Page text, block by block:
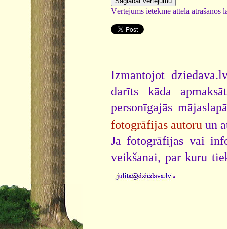
Vērtējums ietekmē attēla atrašanos
Izmantojot
darīts kāda
personīgajās
fotogrāfijas autoru un
Ja fotogrāfijas vai
veikšanai, par kuru
.